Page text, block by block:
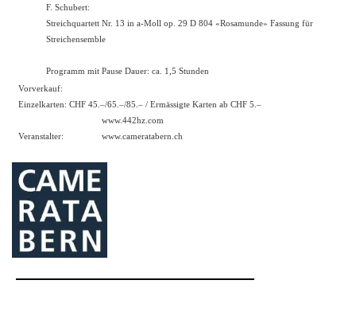
F. Schubert:
Streichquartett Nr. 13 in a-Moll op. 29 D 804 «Rosamunde» Fassung für
Streichensemble
Programm mit Pause Dauer: ca. 1,5 Stunden
Vorverkauf:
Einzelkarten: CHF 45.–/65.–/85.– / Ermässigte Karten ab CHF 5.–
www.442hz.com
Veranstalter:
www.cameratabern.ch